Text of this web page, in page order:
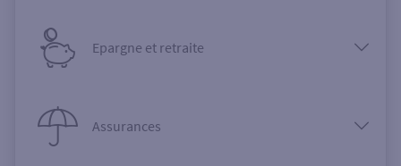
Epargne et retraite
Assurances